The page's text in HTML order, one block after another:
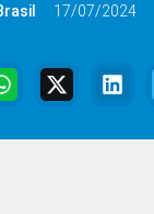
17/07/2024